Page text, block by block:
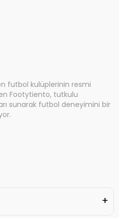
futbol kulüplerinin resmi
Footytiento, tutkulu
sunarak futbol deneyimini bir